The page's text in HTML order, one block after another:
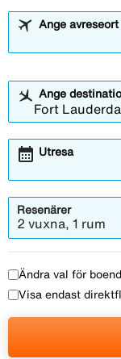
Ange avreseort
Ange
Utresa
calendar_month
Resenärer
2 vuxna, 1 rum
Ändra val för
Visa endast